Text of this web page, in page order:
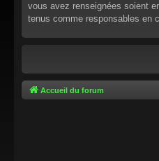
vous avez renseignées soient
tenus comme responsables en
Accueil du forum